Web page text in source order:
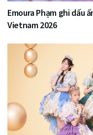
Emoura Phạm ghi dấu
Vietnam 2026